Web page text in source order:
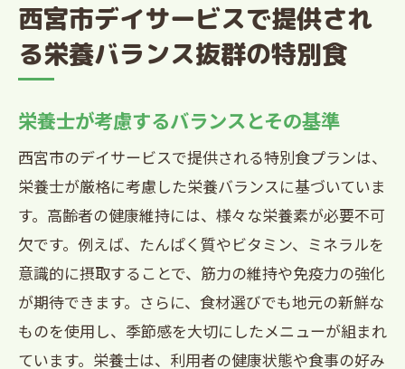
西宮市デイサービスで提供され
る栄養バランス抜群の特別食
栄養士が考慮するバランスとその基準
西宮市のデイサービスで提供される特別食プランは、
栄養士が厳格に考慮した栄養バランスに基づいていま
す。高齢者の健康維持には、様々な栄養素が必要不可
欠です。例えば、たんぱく質やビタミン、ミネラルを
意識的に摂取することで、筋力の維持や免疫力の強化
が期待できます。さらに、食材選びでも地元の新鮮な
ものを使用し、季節感を大切にしたメニューが組まれ
ています。栄養士は、利用者の健康状態や食事の好み